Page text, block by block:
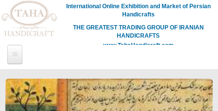
International Online Exhibition and Market of Persian
Handicrafts
THE GREATEST TRADING GROUP OF IRANIAN
HANDICRAFTS
www.TahaHandicraft.com